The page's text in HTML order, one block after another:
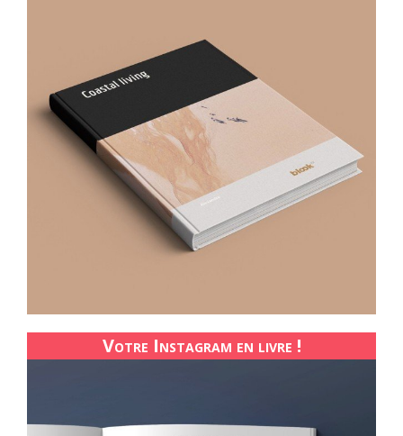
Votre Instagram en livre !